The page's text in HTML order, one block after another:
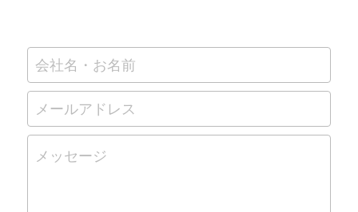
会社名・お名前
メールアドレス
メッセージ